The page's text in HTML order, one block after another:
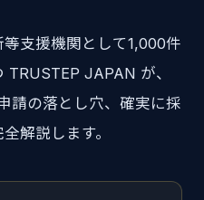
支援機関として1,000件
JAPAN が、
請の落とし穴、確実に採
解説します。